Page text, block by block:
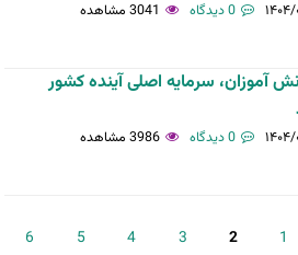
۰۶ 0 دیدگاه 3041 مشاهده
آموزان، سرمایه اصلی آینده کشور
۰۲ 0 دیدگاه 3986 مشاهده
1
2
3
4
5
6